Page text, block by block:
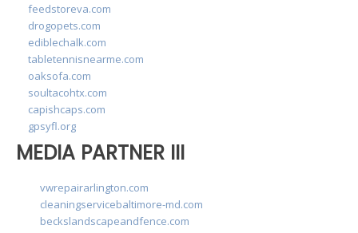
feedstoreva.com
drogopets.com
ediblechalk.com
tabletennisnearme.com
oaksofa.com
soultacohtx.com
capishcaps.com
gpsyfl.org
MEDIA PARTNER III
vwrepairarlington.com
cleaningservicebaltimore-md.com
beckslandscapeandfence.com